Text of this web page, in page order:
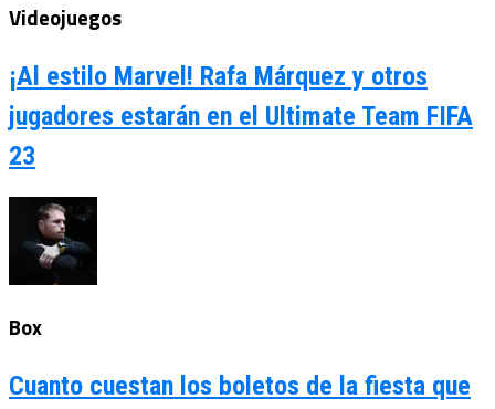
Videojuegos
¡Al estilo Marvel! Rafa Márquez y otros
jugadores estarán en el Ultimate Team FIFA
23
Box
Cuanto cuestan los boletos de la fiesta que